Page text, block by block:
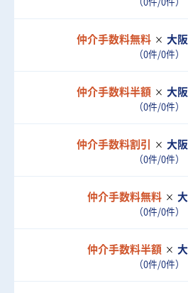
仲介手数料無料 大
（0件/0件）
仲介手数料半額 大
（0件/0件）
仲介手数料割引 大
（0件/0件）
仲介手数料無料
（0件/0件）
仲介手数料半額
（0件/0件）